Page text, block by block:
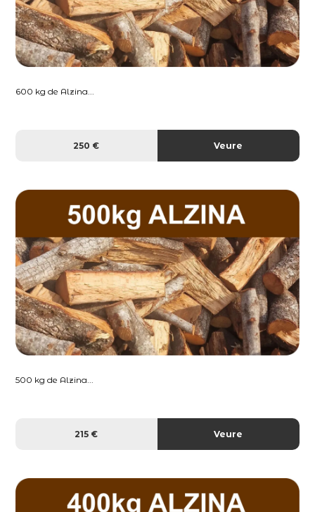
600 kg de Alzina...
250 € Veure
500 kg de Alzina...
215 € Veure